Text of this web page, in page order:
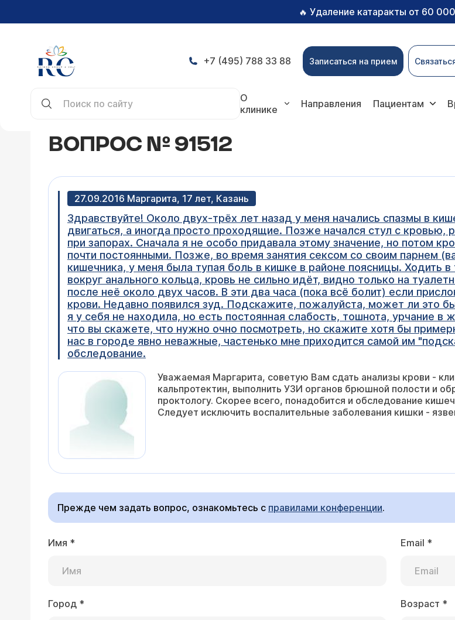
🔥 Удаление катаракты от 60
+7 (495) 788 33 88 Записаться на прием
О
клинике
Направления Пациентам
ВОПРОС № 91512
27.09.2016 Маргарита, 17 лет, Казань
Здравствуйте! Около двух-трёх лет назад у меня начались спазмы в
двигаться, а иногда просто проходящие. Позже начался стул с
при запорах. Сначала я не особо придавала этому значение, но потом
почти постоянными. Позже, во время занятия сексом со своим парнем
кишечника, у меня была тупая боль в кишке в районе поясницы. Ходить
вокруг анального кольца, кровь не сильно идёт, видно только на
после неё около двух часов. В эти два часа (пока всё болит) если
крови. Недавно появился зуд. Подскажите, пожалуйста, может ли это
я у себя не находила, но есть постоянная слабость, тошнота, урчание в
что вы скажете, что нужно очно посмотреть, но скажите хотя бы
нас в городе явно неважные, частенько мне приходится самой им
обследование.
Уважаемая Маргарита, советую Вам сдать анализы крови -
кальпротектин, выполнить УЗИ органов брюшной полости и
проктологу. Скорее всего, понадобится и обследование
Следует исключить воспалительные заболевания кишки -
Прежде чем задать вопрос, ознакомьтесь с правилами конференции.
Имя * Email *
Город * Возраст *